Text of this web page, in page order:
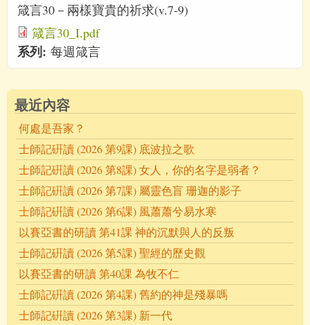
箴言30－兩樣寶貴的祈求(v.7-9)
箴言30_I.pdf
系列: 每週箴言
最近內容
何處是吾家？
士師記硏讀 (2026 第9課) 底波拉之歌
士師記硏讀 (2026 第8課) 女人，你的名字是弱者？
士師記硏讀 (2026 第7課) 屬靈色盲 珊迦的影子
士師記硏讀 (2026 第6課) 風蕭蕭兮易水寒
以賽亞書的研讀 第41課 神的沉默與人的反叛
士師記硏讀 (2026 第5課) 聖經的歷史觀
以賽亞書的研讀 第40課 為牧不仁
士師記硏讀 (2026 第4課) 舊約的神是殘暴嗎
士師記硏讀 (2026 第3課) 新一代